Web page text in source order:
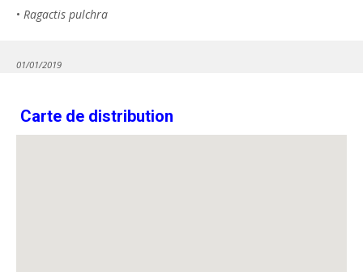
• Ragactis pulchra
01/01/2019
Carte de distribution